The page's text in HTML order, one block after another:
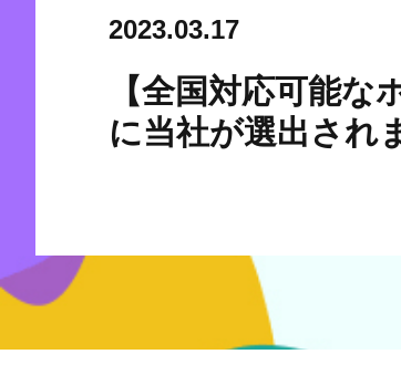
2023.03.17
【全国対応可能な
に当社が選出され